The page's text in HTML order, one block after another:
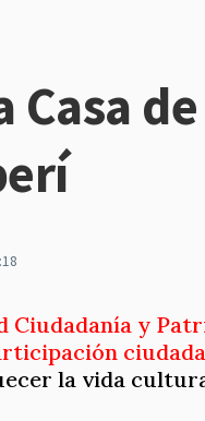
Casa
Ciudadanía y
la vida